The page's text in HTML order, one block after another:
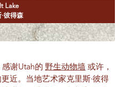
Lake
彼得森
谢Utah的 野生动物墙 或许，
近。当地艺术家克里斯·彼得